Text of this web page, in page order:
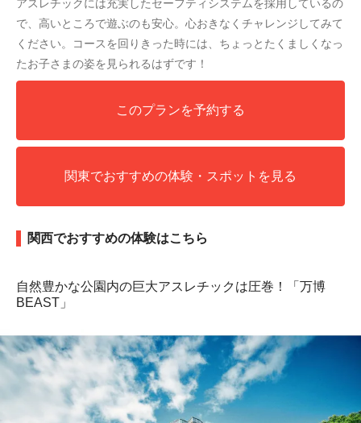
アスレチックには充実したセーフティシステムを採用しているの
で、高いところで遊ぶのも安心。心おきなくチャレンジしてみて
ください。コースを回りきった時には、ちょっとたくましくなっ
たお子さまの姿を見られるはずです！
このプランを予約する
関東でおすすめの体験・スポットを見る
関西でおすすめの体験はこちら
自然豊かな公園内の巨大アスレチックは圧巻！「万博
BEAST」